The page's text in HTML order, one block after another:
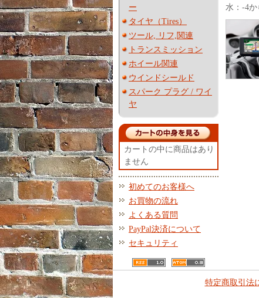
ー
タイヤ（Tires）
ツール, リフ,関連
トランスミッション
ホイール関連
ウインドシールド
スパーク プラグ / ワイ
ヤ
カートの中に商品はあり
ません
初めてのお客様へ
お買物の流れ
よくある質問
PayPal決済について
セキュリティ
水：-4か
特定商取引法